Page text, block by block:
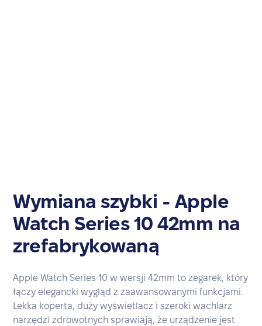
Wymiana szybki - Apple
Watch Series 10 42mm na
zrefabrykowaną
Apple Watch Series 10 w wersji 42mm to zegarek, który
łączy elegancki wygląd z zaawansowanymi funkcjami.
Lekka koperta, duży wyświetlacz i szeroki wachlarz
narzędzi zdrowotnych sprawiają, że urządzenie jest